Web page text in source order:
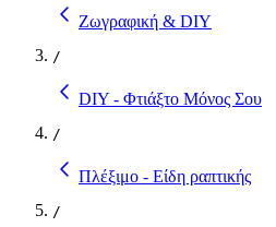
Ζωγραφική & DIY
/
DIY - Φτιάξτο Μόνος Σου
/
Πλέξιμο - Είδη ραπτικής
/